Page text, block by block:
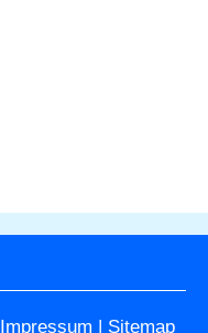
Impressum | Sitemap